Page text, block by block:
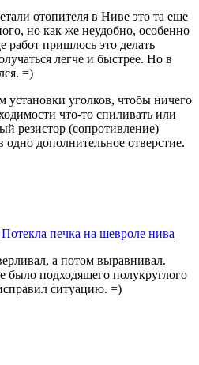
отопителя в Ниве это та еще
но как же неудобно, особенно
работ пришлось это делать
легче и быстрее. Но в
=)
установки уголков, чтобы ничего
что-то спиливать или
резистор (сопротивление)
дополнительное отверстие.
Потекла печка на шевроле нива
а потом выравнивал.
было подходящего полукруглого
ситуацию. =)